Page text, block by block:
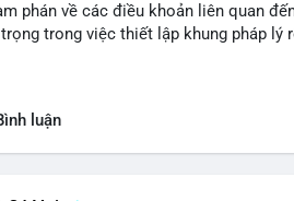
phán về các điều khoản liên quan
trong việc thiết lập khung pháp lý
luận